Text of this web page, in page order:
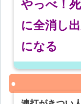
やっべ！
に全消し
になる